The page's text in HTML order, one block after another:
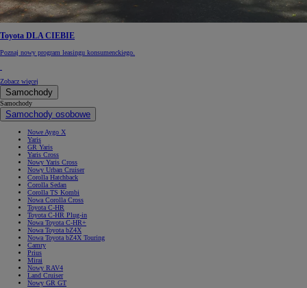
Toyota DLA CIEBIE
Poznaj nowy program leasingu konsumenckiego.
Zobacz więcej
Samochody
Samochody
Samochody osobowe
Nowe Aygo X
Yaris
GR Yaris
Yaris Cross
Nowy Yaris Cross
Nowy Urban Cruiser
Corolla Hatchback
Corolla Sedan
Corolla TS Kombi
Nowa Corolla Cross
Toyota C-HR
Toyota C-HR Plug-in
Nowa Toyota C-HR+
Nowa Toyota bZ4X
Nowa Toyota bZ4X Touring
Camry
Prius
Mirai
Nowy RAV4
Land Cruiser
Nowy GR GT